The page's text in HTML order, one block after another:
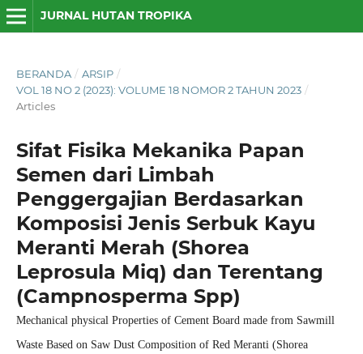
JURNAL HUTAN TROPIKA
BERANDA / ARSIP /
VOL 18 NO 2 (2023): VOLUME 18 NOMOR 2 TAHUN 2023 /
Articles
Sifat Fisika Mekanika Papan
Semen dari Limbah
Penggergajian Berdasarkan
Komposisi Jenis Serbuk Kayu
Meranti Merah (Shorea
Leprosula Miq) dan Terentang
(Campnosperma Spp)
Mechanical physical Properties of Cement Board made from Sawmill
Waste Based on Saw Dust Composition of Red Meranti (Shorea